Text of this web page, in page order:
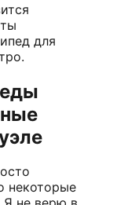
для
некоторые